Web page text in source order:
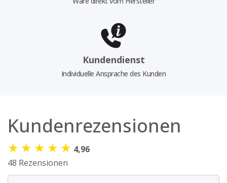
Kundendienst
Individuelle Ansprache des Kunden
Kundenrezensionen
★ ★ ★ ★ ★ 4,96
48 Rezensionen